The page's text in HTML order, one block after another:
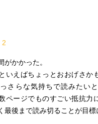
2
がかかった。
いえばちょっとおおげさか
さらな気持ちで読みたい
ページでものすごい抵抗力
最後まで読み切ることが目標